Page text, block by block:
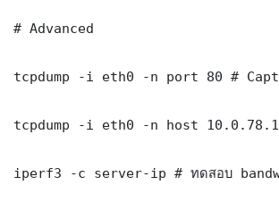
# Advanced
tcpdump -i eth0 -n port 80 #
tcpdump -i eth0 -n host
iperf3 -c server-ip # ทดสอบ